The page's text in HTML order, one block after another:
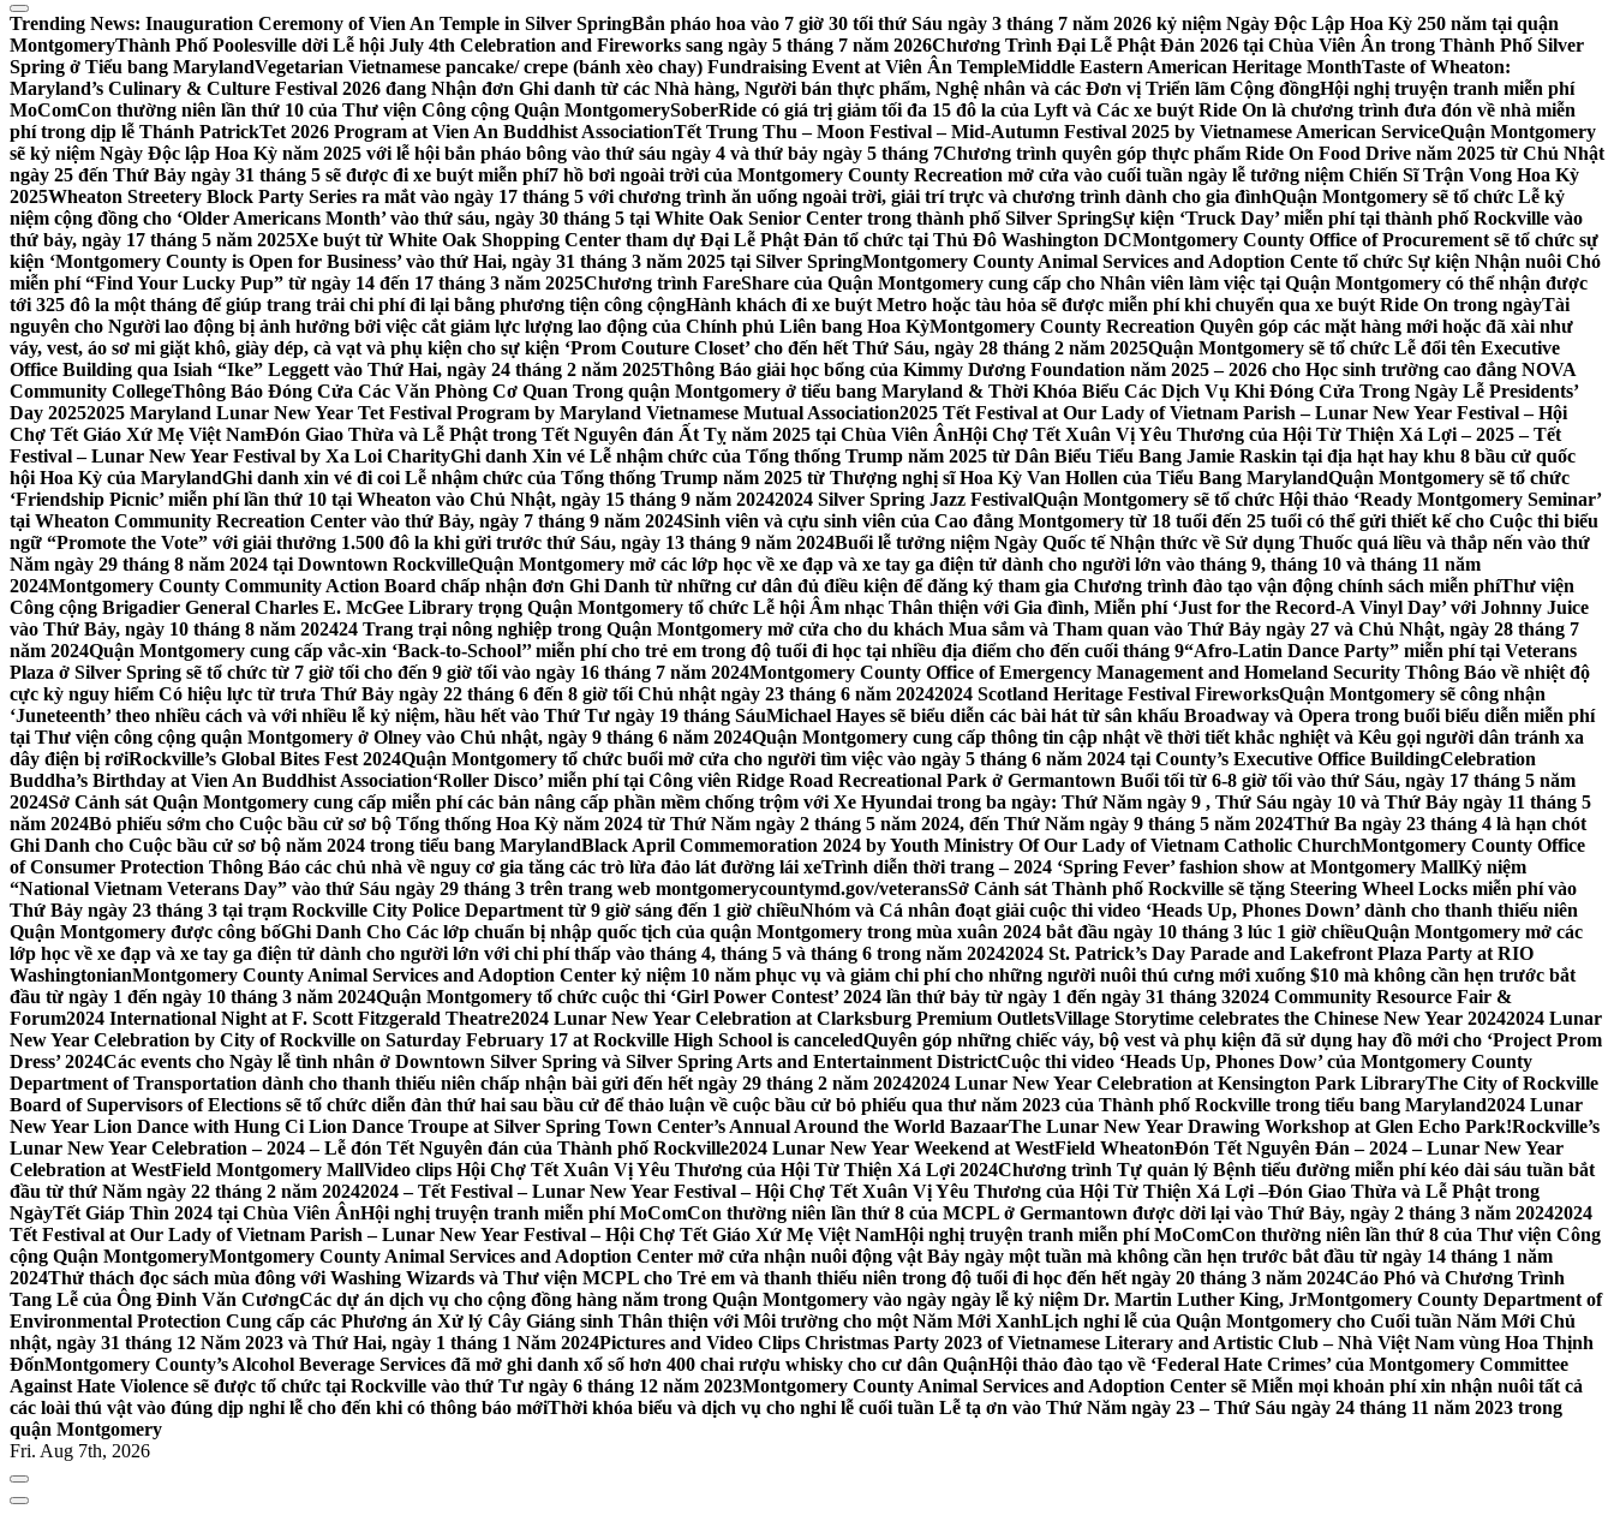
Trending News: Inauguration Ceremony of Vien An Temple in Silver SpringBắn pháo hoa vào 7 giờ 30 tối thứ Sáu ngày 3 tháng 7 năm 2026 kỷ niệm Ngày Độc Lập Hoa Kỳ 250 năm tại quận
MontgomeryThành Phố Poolesville dời Lễ hội July 4th Celebration and Fireworks sang ngày 5 tháng 7 năm 2026Chương Trình Đại Lễ Phật Đản 2026 tại Chùa Viên Ân trong Thành Phố Silver
Spring ở Tiểu bang MarylandVegetarian Vietnamese pancake/ crepe (bánh xèo chay) Fundraising Event at Viên Ân TempleMiddle Eastern American Heritage MonthTaste of Wheaton:
Maryland’s Culinary & Culture Festival 2026 đang Nhận đơn Ghi danh từ các Nhà hàng, Người bán thực phẩm, Nghệ nhân và các Đơn vị Triển lãm Cộng đồngHội nghị truyện tranh miễn phí
MoComCon thường niên lần thứ 10 của Thư viện Công cộng Quận MontgomerySoberRide có giá trị giảm tối đa 15 đô la của Lyft và Các xe buýt Ride On là chương trình đưa đón về nhà miễn
phí trong dịp lễ Thánh PatrickTet 2026 Program at Vien An Buddhist AssociationTết Trung Thu – Moon Festival – Mid-Autumn Festival 2025 by Vietnamese American ServiceQuận Montgomery
sẽ kỷ niệm Ngày Độc lập Hoa Kỳ năm 2025 với lễ hội bắn pháo bông vào thứ sáu ngày 4 và thứ bảy ngày 5 tháng 7Chương trình quyên góp thực phẩm Ride On Food Drive năm 2025 từ Chủ Nhật
ngày 25 đến Thứ Bảy ngày 31 tháng 5 sẽ được đi xe buýt miễn phí7 hồ bơi ngoài trời của Montgomery County Recreation mở cửa vào cuối tuần ngày lễ tưởng niệm Chiến Sĩ Trận Vong Hoa Kỳ
2025Wheaton Streetery Block Party Series ra mắt vào ngày 17 tháng 5 với chương trình ăn uống ngoài trời, giải trí trực và chương trình dành cho gia đìnhQuận Montgomery sẽ tổ chức Lễ kỷ
niệm cộng đồng cho ‘Older Americans Month’ vào thứ sáu, ngày 30 tháng 5 tại White Oak Senior Center trong thành phố Silver SpringSự kiện ‘Truck Day’ miễn phí tại thành phố Rockville vào
thứ bảy, ngày 17 tháng 5 năm 2025Xe buýt từ White Oak Shopping Center tham dự Đại Lễ Phật Đản tổ chức tại Thủ Đô Washington DCMontgomery County Office of Procurement sẽ tổ chức sự
kiện ‘Montgomery County is Open for Business’ vào thứ Hai, ngày 31 tháng 3 năm 2025 tại Silver SpringMontgomery County Animal Services and Adoption Cente tổ chức Sự kiện Nhận nuôi Chó
miễn phí “Find Your Lucky Pup” từ ngày 14 đến 17 tháng 3 năm 2025Chương trình FareShare của Quận Montgomery cung cấp cho Nhân viên làm việc tại Quận Montgomery có thể nhận được
tới 325 đô la một tháng để giúp trang trải chi phí đi lại bằng phương tiện công cộngHành khách đi xe buýt Metro hoặc tàu hỏa sẽ được miễn phí khi chuyển qua xe buýt Ride On trong ngàyTài
nguyên cho Người lao động bị ảnh hưởng bởi việc cắt giảm lực lượng lao động của Chính phủ Liên bang Hoa KỳMontgomery County Recreation Quyên góp các mặt hàng mới hoặc đã xài như
váy, vest, áo sơ mi giặt khô, giày dép, cà vạt và phụ kiện cho sự kiện ‘Prom Couture Closet’ cho đến hết Thứ Sáu, ngày 28 tháng 2 năm 2025Quận Montgomery sẽ tổ chức Lễ đổi tên Executive
Office Building qua Isiah “Ike” Leggett vào Thứ Hai, ngày 24 tháng 2 năm 2025Thông Báo giải học bổng của Kimmy Dương Foundation năm 2025 – 2026 cho Học sinh trường cao đẳng NOVA
Community CollegeThông Báo Đóng Cửa Các Văn Phòng Cơ Quan Trong quận Montgomery ở tiểu bang Maryland & Thời Khóa Biểu Các Dịch Vụ Khi Đóng Cửa Trong Ngày Lễ Presidents’
Day 20252025 Maryland Lunar New Year Tet Festival Program by Maryland Vietnamese Mutual Association2025 Tết Festival at Our Lady of Vietnam Parish – Lunar New Year Festival – Hội
Chợ Tết Giáo Xứ Mẹ Việt NamĐón Giao Thừa và Lễ Phật trong Tết Nguyên đán Ất Tỵ năm 2025 tại Chùa Viên ÂnHội Chợ Tết Xuân Vị Yêu Thương của Hội Từ Thiện Xá Lợi – 2025 – Tết
Festival – Lunar New Year Festival by Xa Loi CharityGhi danh Xin vé Lễ nhậm chức của Tổng thống Trump năm 2025 từ Dân Biểu Tiểu Bang Jamie Raskin tại địa hạt hay khu 8 bầu cử quốc
hội Hoa Kỳ của MarylandGhi danh xin vé đi coi Lễ nhậm chức của Tổng thống Trump năm 2025 từ Thượng nghị sĩ Hoa Kỳ Van Hollen của Tiểu Bang MarylandQuận Montgomery sẽ tổ chức
‘Friendship Picnic’ miễn phí lần thứ 10 tại Wheaton vào Chủ Nhật, ngày 15 tháng 9 năm 20242024 Silver Spring Jazz FestivalQuận Montgomery sẽ tổ chức Hội thảo ‘Ready Montgomery Seminar’
tại Wheaton Community Recreation Center vào thứ Bảy, ngày 7 tháng 9 năm 2024Sinh viên và cựu sinh viên của Cao đẳng Montgomery từ 18 tuổi đến 25 tuổi có thể gửi thiết kế cho Cuộc thi biểu
ngữ “Promote the Vote” với giải thưởng 1.500 đô la khi gửi trước thứ Sáu, ngày 13 tháng 9 năm 2024Buổi lễ tưởng niệm Ngày Quốc tế Nhận thức về Sử dụng Thuốc quá liều và thắp nến vào thứ
Năm ngày 29 tháng 8 năm 2024 tại Downtown RockvilleQuận Montgomery mở các lớp học về xe đạp và xe tay ga điện tử dành cho người lớn vào tháng 9, tháng 10 và tháng 11 năm
2024Montgomery County Community Action Board chấp nhận đơn Ghi Danh từ những cư dân đủ điều kiện để đăng ký tham gia Chương trình đào tạo vận động chính sách miễn phíThư viện
Công cộng Brigadier General Charles E. McGee Library trọng Quận Montgomery tổ chức Lễ hội Âm nhạc Thân thiện với Gia đình, Miễn phí ‘Just for the Record-A Vinyl Day’ với Johnny Juice
vào Thứ Bảy, ngày 10 tháng 8 năm 202424 Trang trại nông nghiệp trong Quận Montgomery mở cửa cho du khách Mua sắm và Tham quan vào Thứ Bảy ngày 27 và Chủ Nhật, ngày 28 tháng 7
năm 2024Quận Montgomery cung cấp vắc-xin ‘Back-to-School’’ miễn phí cho trẻ em trong độ tuổi đi học tại nhiều địa điểm cho đến cuối tháng 9“Afro-Latin Dance Party” miễn phí tại Veterans
Plaza ở Silver Spring sẽ tổ chức từ 7 giờ tối cho đến 9 giờ tối vào ngày 16 tháng 7 năm 2024Montgomery County Office of Emergency Management and Homeland Security Thông Báo về nhiệt độ
cực kỳ nguy hiểm Có hiệu lực từ trưa Thứ Bảy ngày 22 tháng 6 đến 8 giờ tối Chủ nhật ngày 23 tháng 6 năm 20242024 Scotland Heritage Festival FireworksQuận Montgomery sẽ công nhận
‘Juneteenth’ theo nhiều cách và với nhiều lễ kỷ niệm, hầu hết vào Thứ Tư ngày 19 tháng SáuMichael Hayes sẽ biểu diễn các bài hát từ sân khấu Broadway và Opera trong buổi biểu diễn miễn phí
tại Thư viện công cộng quận Montgomery ở Olney vào Chủ nhật, ngày 9 tháng 6 năm 2024Quận Montgomery cung cấp thông tin cập nhật về thời tiết khắc nghiệt và Kêu gọi người dân tránh xa
dây điện bị rơiRockville’s Global Bites Fest 2024Quận Montgomery tổ chức buổi mở cửa cho người tìm việc vào ngày 5 tháng 6 năm 2024 tại County’s Executive Office BuildingCelebration
Buddha’s Birthday at Vien An Buddhist Association‘Roller Disco’ miễn phí tại Công viên Ridge Road Recreational Park ở Germantown Buổi tối từ 6-8 giờ tối vào thứ Sáu, ngày 17 tháng 5 năm
2024Sở Cảnh sát Quận Montgomery cung cấp miễn phí các bản nâng cấp phần mềm chống trộm với Xe Hyundai trong ba ngày: Thứ Năm ngày 9 , Thứ Sáu ngày 10 và Thứ Bảy ngày 11 tháng 5
năm 2024Bỏ phiếu sớm cho Cuộc bầu cử sơ bộ Tổng thống Hoa Kỳ năm 2024 từ Thứ Năm ngày 2 tháng 5 năm 2024, đến Thứ Năm ngày 9 tháng 5 năm 2024Thứ Ba ngày 23 tháng 4 là hạn chót
Ghi Danh cho Cuộc bầu cử sơ bộ năm 2024 trong tiểu bang MarylandBlack April Commemoration 2024 by Youth Ministry Of Our Lady of Vietnam Catholic ChurchMontgomery County Office
of Consumer Protection Thông Báo các chủ nhà về nguy cơ gia tăng các trò lừa đảo lát đường lái xeTrình diễn thời trang – 2024 ‘Spring Fever’ fashion show at Montgomery MallKỷ niệm
“National Vietnam Veterans Day” vào thứ Sáu ngày 29 tháng 3 trên trang web montgomerycountymd.gov/veteransSở Cảnh sát Thành phố Rockville sẽ tặng Steering Wheel Locks miễn phí vào
Thứ Bảy ngày 23 tháng 3 tại trạm Rockville City Police Department từ 9 giờ sáng đến 1 giờ chiềuNhóm và Cá nhân đoạt giải cuộc thi video ‘Heads Up, Phones Down’ dành cho thanh thiếu niên
Quận Montgomery được công bốGhi Danh Cho Các lớp chuẩn bị nhập quốc tịch của quận Montgomery trong mùa xuân 2024 bắt đầu ngày 10 tháng 3 lúc 1 giờ chiềuQuận Montgomery mở các
lớp học về xe đạp và xe tay ga điện tử dành cho người lớn với chi phí thấp vào tháng 4, tháng 5 và tháng 6 trong năm 20242024 St. Patrick’s Day Parade and Lakefront Plaza Party at RIO
WashingtonianMontgomery County Animal Services and Adoption Center kỷ niệm 10 năm phục vụ và giảm chi phí cho những người nuôi thú cưng mới xuống $10 mà không cần hẹn trước bắt
đầu từ ngày 1 đến ngày 10 tháng 3 năm 2024Quận Montgomery tổ chức cuộc thi ‘Girl Power Contest’ 2024 lần thứ bảy từ ngày 1 đến ngày 31 tháng 32024 Community Resource Fair &
Forum2024 International Night at F. Scott Fitzgerald Theatre2024 Lunar New Year Celebration at Clarksburg Premium OutletsVillage Storytime celebrates the Chinese New Year 20242024 Lunar
New Year Celebration by City of Rockville on Saturday February 17 at Rockville High School is canceledQuyên góp những chiếc váy, bộ vest và phụ kiện đã sử dụng hay đồ mới cho ‘Project Prom
Dress’ 2024Các events cho Ngày lễ tình nhân ở Downtown Silver Spring và Silver Spring Arts and Entertainment DistrictCuộc thi video ‘Heads Up, Phones Dow’ của Montgomery County
Department of Transportation dành cho thanh thiếu niên chấp nhận bài gửi đến hết ngày 29 tháng 2 năm 20242024 Lunar New Year Celebration at Kensington Park LibraryThe City of Rockville
Board of Supervisors of Elections sẽ tổ chức diễn đàn thứ hai sau bầu cử để thảo luận về cuộc bầu cử bỏ phiếu qua thư năm 2023 của Thành phố Rockville trong tiểu bang Maryland2024 Lunar
New Year Lion Dance with Hung Ci Lion Dance Troupe at Silver Spring Town Center’s Annual Around the World BazaarThe Lunar New Year Drawing Workshop at Glen Echo Park!Rockville’s
Lunar New Year Celebration – 2024 – Lễ đón Tết Nguyên đán của Thành phố Rockville2024 Lunar New Year Weekend at WestField WheatonĐón Tết Nguyên Đán – 2024 – Lunar New Year
Celebration at WestField Montgomery MallVideo clips Hội Chợ Tết Xuân Vị Yêu Thương của Hội Từ Thiện Xá Lợi 2024Chương trình Tự quản lý Bệnh tiểu đường miễn phí kéo dài sáu tuần bắt
đầu từ thứ Năm ngày 22 tháng 2 năm 20242024 – Tết Festival – Lunar New Year Festival – Hội Chợ Tết Xuân Vị Yêu Thương của Hội Từ Thiện Xá Lợi –Đón Giao Thừa và Lễ Phật trong
NgàyTết Giáp Thìn 2024 tại Chùa Viên ÂnHội nghị truyện tranh miễn phí MoComCon thường niên lần thứ 8 của MCPL ở Germantown được dời lại vào Thứ Bảy, ngày 2 tháng 3 năm 20242024
Tết Festival at Our Lady of Vietnam Parish – Lunar New Year Festival – Hội Chợ Tết Giáo Xứ Mẹ Việt NamHội nghị truyện tranh miễn phí MoComCon thường niên lần thứ 8 của Thư viện Công
cộng Quận MontgomeryMontgomery County Animal Services and Adoption Center mở cửa nhận nuôi động vật Bảy ngày một tuần mà không cần hẹn trước bắt đầu từ ngày 14 tháng 1 năm
2024Thử thách đọc sách mùa đông với Washing Wizards và Thư viện MCPL cho Trẻ em và thanh thiếu niên trong độ tuổi đi học đến hết ngày 20 tháng 3 năm 2024Cáo Phó và Chương Trình
Tang Lễ của Ông Đinh Văn CươngCác dự án dịch vụ cho cộng đồng hàng năm trong Quận Montgomery vào ngày ngày lễ kỷ niệm Dr. Martin Luther King, JrMontgomery County Department of
Environmental Protection Cung cấp các Phương án Xử lý Cây Giáng sinh Thân thiện với Môi trường cho một Năm Mới XanhLịch nghỉ lễ của Quận Montgomery cho Cuối tuần Năm Mới Chủ
nhật, ngày 31 tháng 12 Năm 2023 và Thứ Hai, ngày 1 tháng 1 Năm 2024Pictures and Video Clips Christmas Party 2023 of Vietnamese Literary and Artistic Club – Nhà Việt Nam vùng Hoa Thịnh
ĐốnMontgomery County’s Alcohol Beverage Services đã mở ghi danh xổ số hơn 400 chai rượu whisky cho cư dân QuậnHội thảo đào tạo về ‘Federal Hate Crimes’ của Montgomery Committee
Against Hate Violence sẽ được tổ chức tại Rockville vào thứ Tư ngày 6 tháng 12 năm 2023Montgomery County Animal Services and Adoption Center sẽ Miễn mọi khoản phí xin nhận nuôi tất cả
các loài thú vật vào đúng dịp nghỉ lễ cho đến khi có thông báo mớiThời khóa biểu và dịch vụ cho nghỉ lễ cuối tuần Lễ tạ ơn vào Thứ Năm ngày 23 – Thứ Sáu ngày 24 tháng 11 năm 2023 trong
quận Montgomery
Fri. Aug 7th, 2026